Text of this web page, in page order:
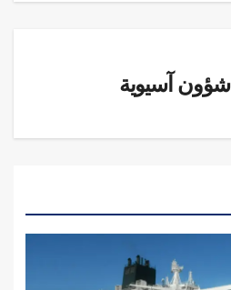
شؤون آسيوية